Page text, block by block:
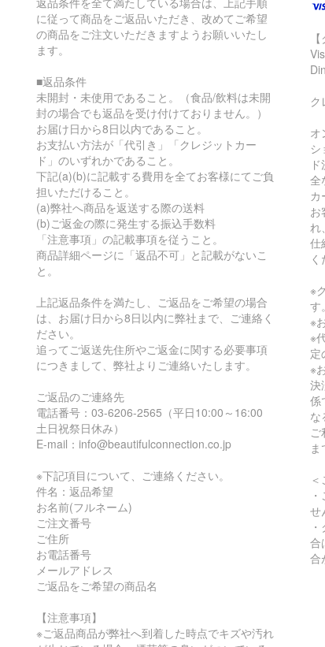
に従って商品をご返品いただき、改めてご希望
の商品をご注文いただきますようお願いいたし
ます。
■返品条件
未開封・未使用であること。（食品/飲料は未開
封の場合でも返品を受け付けておりません。）
お届け日から8日以内であること。
お支払い方法が「代引き」「クレジットカー
ド」のいずれかであること。
下記(a)(b)に記載する費用を全てお客様にてご負
担いただけること。
(a)弊社へ商品を返送する際の送料
(b)ご返金の際に発生する振込手数料
「注意事項」の記載事項を従うこと。
商品詳細ページに「返品不可」と記載がないこ
と。
上記返品条件を満たし、ご返品をご希望の場合
は、お届け日から8日以内に弊社まで、ご連絡く
ださい。
追ってご返送先住所やご返金に関する必要事項
につきまして、弊社よりご連絡いたします。
ご返品のご連絡先
電話番号：03-6206-2565（平日10:00～16:00
土日祝祭日休み）
E-mail：info@beautifulconnection.co.jp
※下記項目について、ご連絡ください。
件名：返品希望
お名前(フルネーム)
ご注文番号
ご住所
お電話番号
メールアドレス
ご返品をご希望の商品名
【注意事項】
※ご返品商品が弊社へ到着した時点でキズや汚れ
オ
全
カ
お
れ
仕
く
※
す。
※
※
定
※
決
係
な
せ
合
合